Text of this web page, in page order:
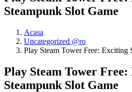
Steampunk Slot Game
Acasa
Uncategorized @ro
Play Steam Tower Free: Exciting
Play Steam Tower
Steampunk Slot Game